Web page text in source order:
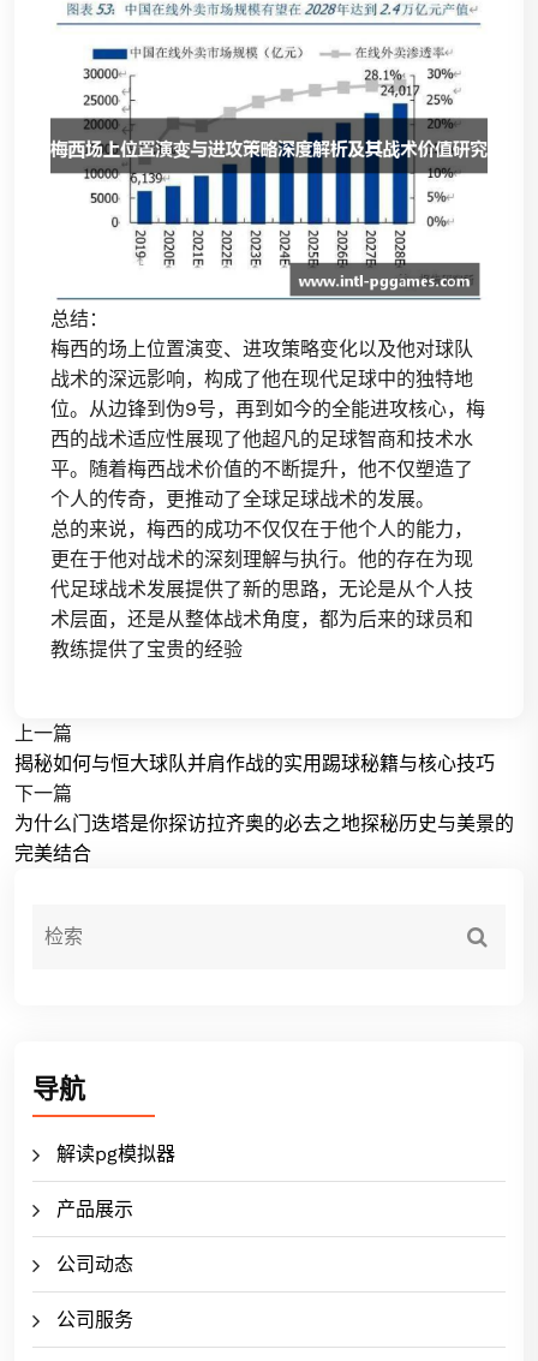
总结：
梅西的场上位置演变、进攻策略变化以及他对球队
战术的深远影响，构成了他在现代足球中的独特地
位。从边锋到伪9号，再到如今的全能进攻核心，梅
西的战术适应性展现了他超凡的足球智商和技术水
平。随着梅西战术价值的不断提升，他不仅塑造了
个人的传奇，更推动了全球足球战术的发展。
总的来说，梅西的成功不仅仅在于他个人的能力，
更在于他对战术的深刻理解与执行。他的存在为现
代足球战术发展提供了新的思路，无论是从个人技
术层面，还是从整体战术角度，都为后来的球员和
教练提供了宝贵的经验
上一篇
揭秘如何与恒大球队并肩作战的实用踢球秘籍与核心技巧
下一篇
为什么门迭塔是你探访拉齐奥的必去之地探秘历史与美景的
完美结合
导航
解读pg模拟器
产品展示
公司动态
公司服务